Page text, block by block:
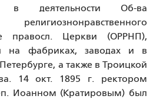
в деятельности Об-ва
правосл. Церкви (ОРРНП),
на фабриках, заводах и в
а также в Троицкой
14 окт. 1895 г. ректором
Иоанном (Кратировым) был